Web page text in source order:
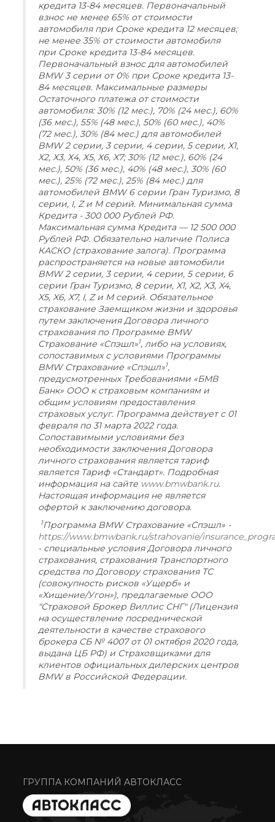
кредита 13-84 месяцев. Первоначальный
взнос не менее 65% от стоимости
автомобиля при Сроке кредита 12 месяцев;
не менее 35% от стоимости автомобиля
при Сроке кредита 13-84 месяцев.
Первоначальный взнос для автомобилей
BMW 3 серии от 0% при Сроке кредита 13-
84 месяцев. Максимальные размеры
Остаточного платежа от стоимости
автомобиля: 30% (12 мес.), 70% (24 мес.), 60%
(36 мес.), 55% (48 мес.), 50% (60 мес.), 40%
(72 мес.), 30% (84 мес.) для автомобилей
BMW 2 серии, 3 серии, 4 серии, 5 серии, X1,
Х2, Х3, Х4, Х5, Х6, X7; 30% (12 мес.), 60% (24
мес.), 50% (36 мес.), 40% (48 мес.), 30% (60
мес.), 25% (72 мес.), 25% (84 мес.) для
автомобилей BMW 6 серии Гран Туризмо, 8
серии, I, Z и М серий. Минимальная сумма
Кредита - 300 000 Рублей РФ.
Максимальная сумма Кредита — 12 500 000
Рублей РФ. Обязательно наличие Полиса
КАСКО (страхование залога). Программа
распространяется на новые автомобили
BMW 2 серии, 3 серии, 4 серии, 5 серии, 6
серии Гран Туризмо, 8 серии, X1, X2, X3, X4,
X5, X6, Х7, I, Z и M серий. Обязательное
страхование Заемщиком жизни и здоровья
путем заключения Договора личного
страхования по Программе BMW
Страхование «Спэшл»1, либо на условиях,
сопоставимых с условиями Программы
BMW Страхование «Спэшл»1,
предусмотренных Требованиями «БМВ
Банк» ООО к страховым компаниям и
общим условиям предоставления
страховых услуг. Программа действует с 01
февраля по 31 марта 2022 года.
Сопоставимыми условиями без
необходимости заключения Договора
личного страхования является тариф
является Тариф «Стандарт». Подробная
информация на сайте www.bmwbank.ru.
Настоящая информация не является
офертой к заключению договора.
1Программа BMW Страхование «Спэшл» -
https://www.bmwbank.ru/strahovanie/
- специальные условия Договора личного
страхования, страхования Транспортного
средства по Договору страхования ТС
(совокупность рисков «Ущерб» и
«Хищение/Угон»), предлагаемые ООО
"Страховой Брокер Виллис СНГ" (Лицензия
на осуществление посреднической
деятельности в качестве страхового
брокера СБ № 4007 от 01 октября 2020 года,
выдана ЦБ РФ) и Страховщиками для
клиентов официальных дилерских центров
BMW в Российской Федерации.
ГРУППА КОМПАНИЙ АВТОКЛАСС